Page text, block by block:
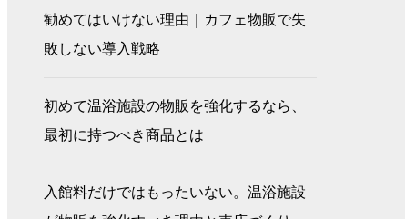
勧めてはいけない理由｜カフェ物販で失
敗しない導入戦略
初めて温浴施設の物販を強化するなら、
最初に持つべき商品とは
入館料だけではもったいない。温浴施設